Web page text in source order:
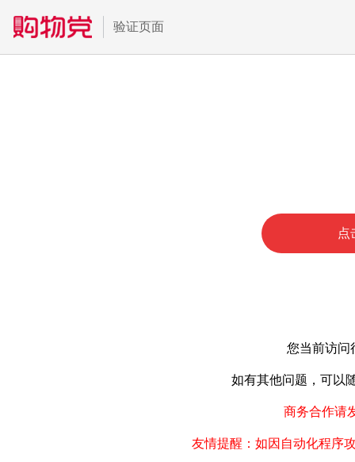
验证页面
点
您当前访问
如有其他问题，可以
商务合作请
友情提醒：如因自动化程序